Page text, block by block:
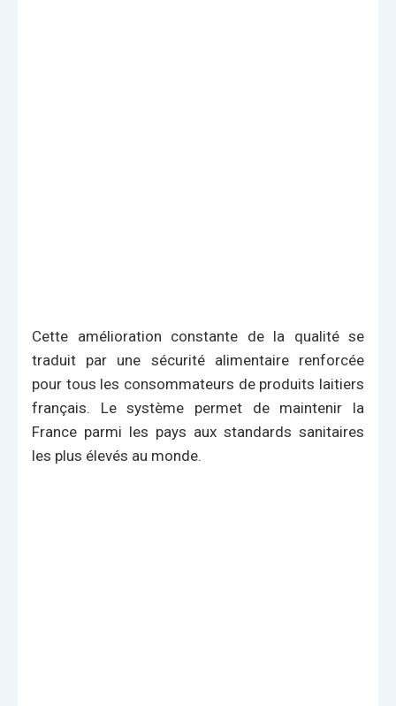
Cette amélioration constante de la qualité se
traduit par une sécurité alimentaire renforcée
pour tous les consommateurs de produits laitiers
français. Le système permet de maintenir la
France parmi les pays aux standards sanitaires
les plus élevés au monde.